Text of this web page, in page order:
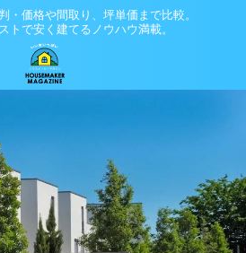
・価格や間取り、坪単価まで比較。
トで安く建てるノウハウ満載。